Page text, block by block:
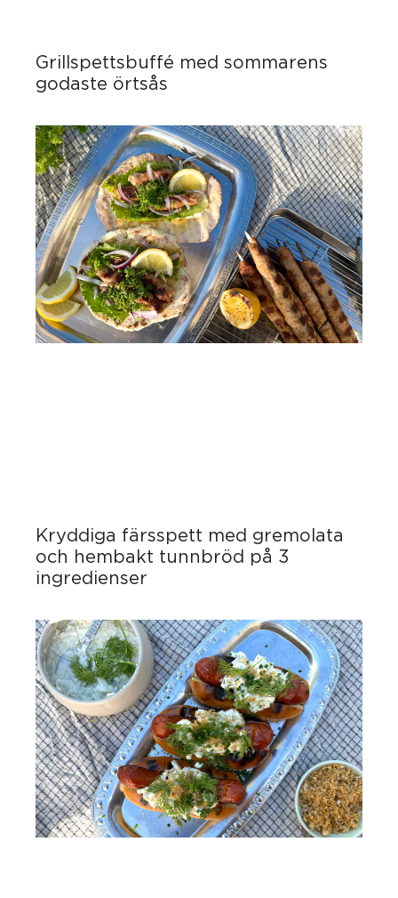
Grillspettsbuffé med sommarens
godaste örtsås
Kryddiga färsspett med gremolata
och hembakt tunnbröd på 3
ingredienser